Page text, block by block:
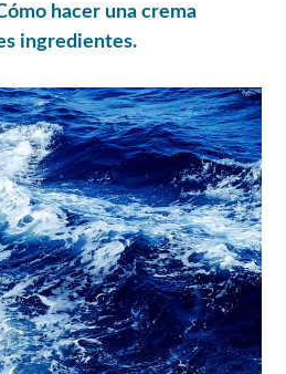
hacer una crema
ingredientes.